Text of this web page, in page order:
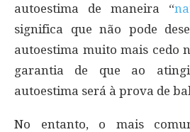
autoestima de maneira “
significa que não pode
autoestima muito mais cedo
garantia de que ao
autoestima será à prova de
No entanto, o mais